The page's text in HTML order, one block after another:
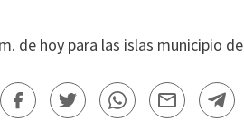
de hoy para las islas municipio